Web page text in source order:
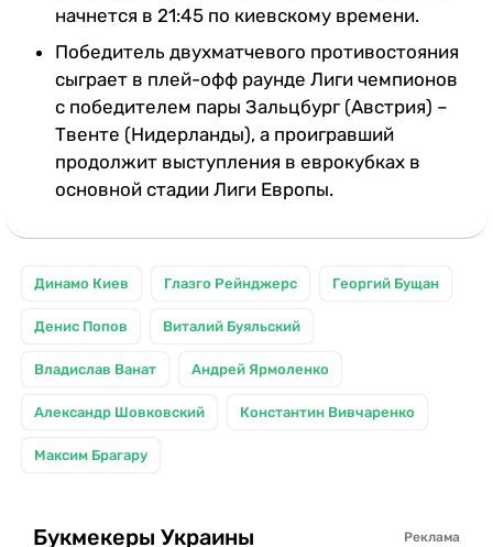
начнется в 21:45 по киевскому времени.
Победитель двухматчевого противостояния
сыграет в плей-офф раунде Лиги чемпионов
с победителем пары Зальцбург (Австрия) –
Твенте (Нидерланды), а проигравший
продолжит выступления в еврокубках в
основной стадии Лиги Европы.
Динамо Киев Глазго Рейнджерс Георгий Бущан
Денис Попов Виталий Буяльский
Владислав Ванат Андрей Ярмоленко
Александр Шовковский Константин Вивчаренко
Максим Брагару
Букмекеры Украины Реклама